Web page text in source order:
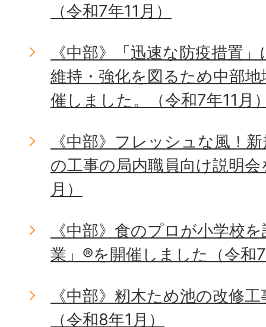
（令和7年11月）
《中部》「迅速な防疫措置
維持・強化を図るため中部
催しました。（令和7年11月
《中部》フレッシュな風！
の工事の局内職員向け説明
月）
《中部》食のプロが小学校
業」®を開催しました（令和
《中部》籾木ため池の改修
（令和8年1月）